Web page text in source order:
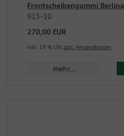
Frontscheibengummi Berlina
915-10
270,00 EUR
inkl. 19 % USt zzgl. Versandkosten
mehr...